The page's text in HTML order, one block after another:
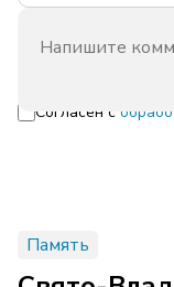
Согласен с
Память